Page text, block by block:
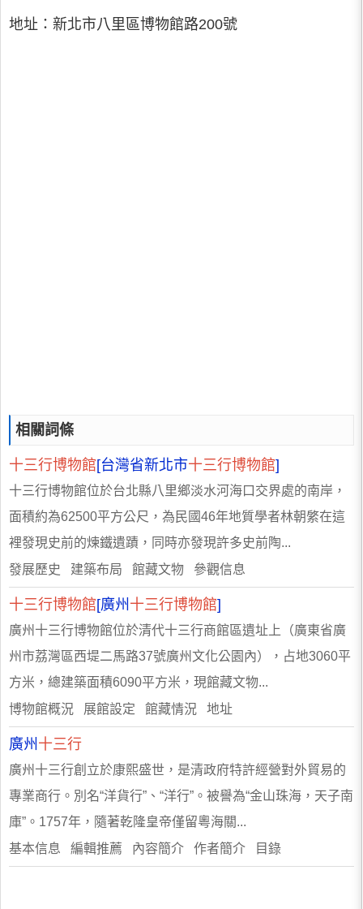
地址：新北市八里區博物館路200號
相關詞條
十三行博物館[台灣省新北市十三行博物館]
十三行博物館位於台北縣八里鄉淡水河海口交界處的南岸，
面積約為62500平方公尺，為民國46年地質學者林朝綮在這
裡發現史前的煉鐵遺蹟，同時亦發現許多史前陶...
發展歷史 建築布局 館藏文物 參觀信息
十三行博物館[廣州 十三行博物館]
廣州十三行博物館位於清代十三行商館區遺址上（廣東省廣
州市荔灣區西堤二馬路37號廣州文化公園內），占地3060平
方米，總建築面積6090平方米，現館藏文物...
博物館概況 展館設定 館藏情況 地址
廣州 十三行
廣州十三行創立於康熙盛世，是清政府特許經營對外貿易的
專業商行。別名“洋貨行”、“洋行”。被譽為“金山珠海，天子南
庫”。1757年，隨著乾隆皇帝僅留粵海關...
基本信息 編輯推薦 內容簡介 作者簡介 目錄